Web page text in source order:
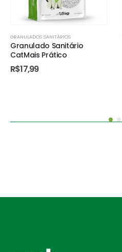
GRANULADOS SANITÁRIOS
Granulado Sanitário
CatMais Prático
R$17,99